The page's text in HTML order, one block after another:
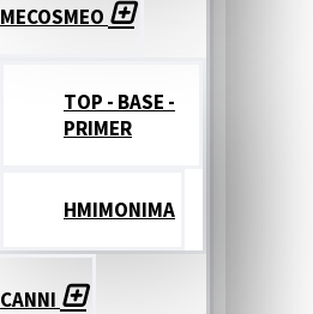
MECOSMEO
TOP - BASE -
PRIMER
ΗΜΙΜΟΝΙΜΑ
CANNI